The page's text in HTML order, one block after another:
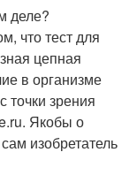
деле?
что тест для
цепная
в организме
точки зрения
Якобы о
изобретатель